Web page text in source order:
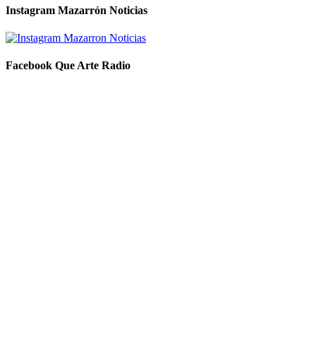
Instagram Mazarrón Noticias
Facebook Que Arte Radio